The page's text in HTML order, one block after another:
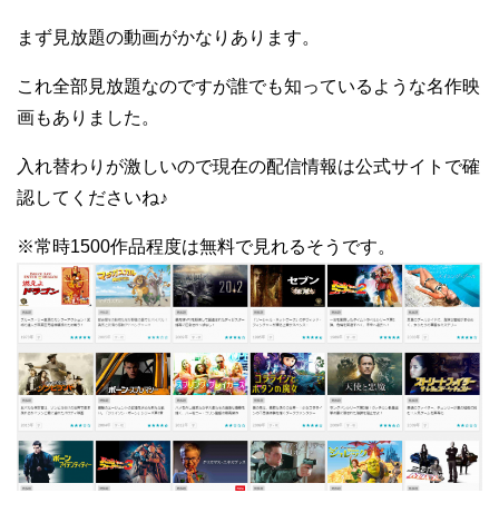
まず見放題の動画がかなりあります。
これ全部見放題なのですが誰でも知っているような名作映
画もありました。
入れ替わりが激しいので現在の配信情報は公式サイトで確
認してくださいね♪
※常時1500作品程度は無料で見れるそうです。